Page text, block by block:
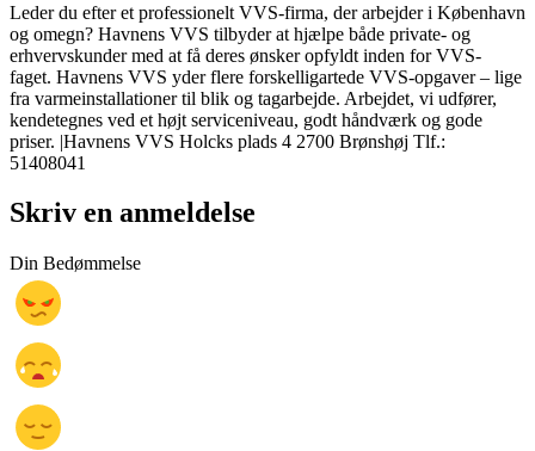
Leder du efter et professionelt VVS-firma, der arbejder i København
og omegn? Havnens VVS tilbyder at hjælpe både private- og
erhvervskunder med at få deres ønsker opfyldt inden for VVS-
faget. Havnens VVS yder flere forskelligartede VVS-opgaver – lige
fra varmeinstallationer til blik og tagarbejde. Arbejdet, vi udfører,
kendetegnes ved et højt serviceniveau, godt håndværk og gode
priser. |Havnens VVS Holcks plads 4 2700 Brønshøj Tlf.:
51408041
Skriv en anmeldelse
Din Bedømmelse